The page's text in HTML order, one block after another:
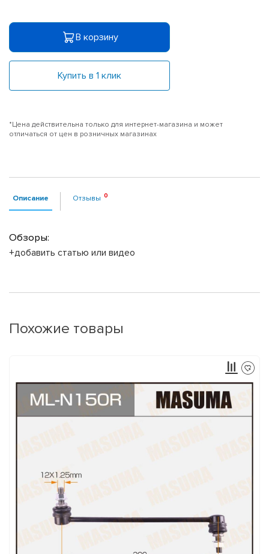
В корзину
Купить в 1 клик
*Цена действительна только для интернет-магазина и может
отличаться от цен в розничных магазинах
Описание Отзывы
Обзоры:
+добавить статью или видео
Похожие товары